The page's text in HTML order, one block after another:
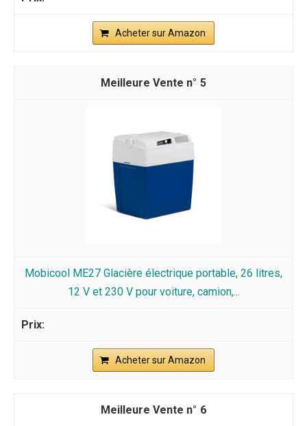
Acheter sur Amazon
5
Mobicool ME27 Glacière électrique portable, 26 litres,
12 V et 230 V pour voiture, camion,...
Acheter sur Amazon
6